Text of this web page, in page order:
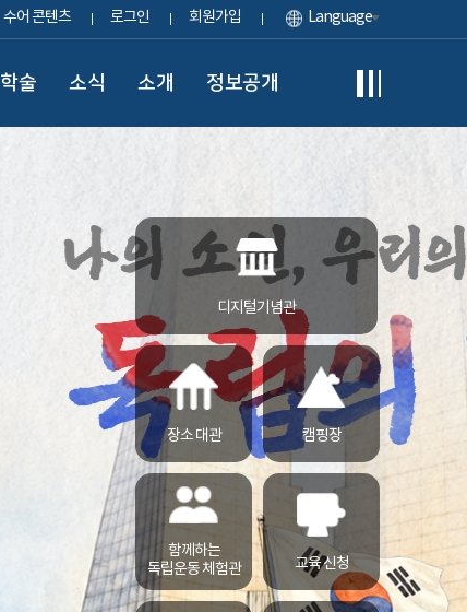
수어 콘텐츠 로그인 회원가입 Language
학술 소식 소개 정보공개
디지털기념관
장소 대관 캠핑장
함께하는
독립운동 체험관
교육 신청